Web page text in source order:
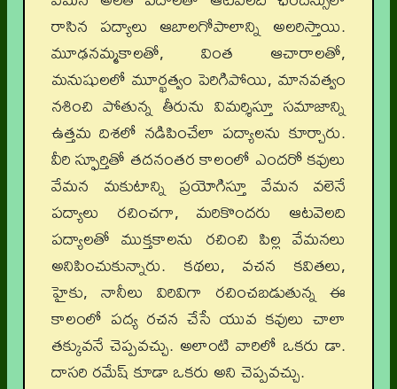
రాసిన పద్యాలు ఆబాలగోపాలాన్ని అలరిస్తాయి.
మూఢనమ్మకాలతో, వింత ఆచారాలతో,
మనుషులలో మూర్ఖత్వం పెరిగిపోయి, మానవత్వం
నశించి పోతున్న తీరును విమర్శిస్తూ సమాజాన్ని
ఉత్తమ దిశలో నడిపించేలా పద్యాలను కూర్చారు.
వీరి స్ఫూర్తితో తదనంతర కాలంలో ఎందరో కవులు
వేమన మకుటాన్ని ప్రయోగిస్తూ వేమన వలెనే
పద్యాలు రచించగా, మరికొందరు ఆటవెలది
పద్యాలతో ముక్తకాలను రచించి పిల్ల వేమనలు
అనిపించుకున్నారు. కథలు, వచన కవితలు,
హైకు, నానీలు విరివిగా రచించబడుతున్న ఈ
కాలంలో పద్య రచన చేసే యువ కవులు చాలా
తక్కువనే చెప్పవచ్చు. అలాంటి వారిలో ఒకరు డా.
దాసరి రమేష్ కూడా ఒకరు అని చెప్పవచ్చు.